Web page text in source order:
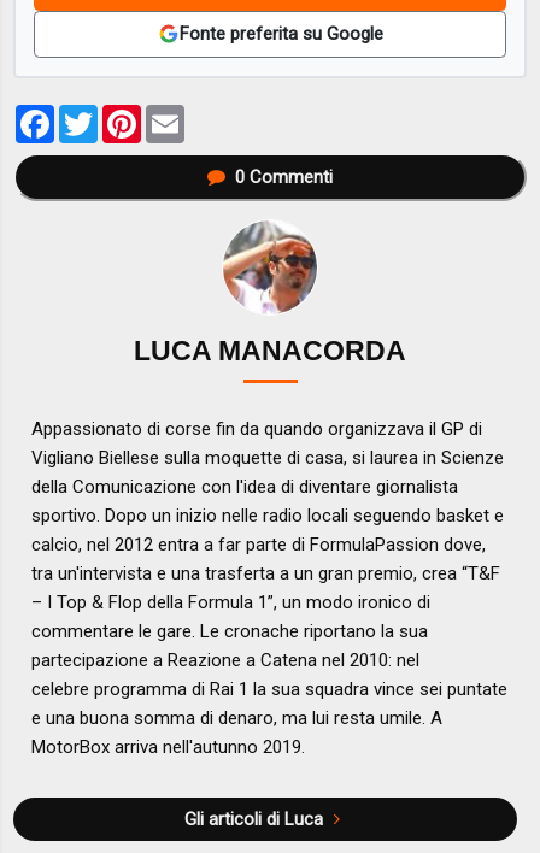
Fonte preferita su Google
Facebook
TwitterPinterest
0Commenti
LUCA MANACORDA
Appassionato di corse fin da quando organizzava il GP di
Vigliano Biellese sulla moquette di casa, si laurea in Scienze
della Comunicazione con l'idea di diventare giornalista
sportivo. Dopo un inizio nelle radio locali seguendo basket e
calcio, nel 2012 entra a far parte di FormulaPassion dove,
tra un'intervista e una trasferta a un gran premio, crea “T&F
– I Top & Flop della Formula 1”, un modo ironico di
commentare le gare. Le cronache riportano la sua
partecipazione a Reazione a Catena nel 2010: nel
celebre programma di Rai 1 la sua squadra vince sei puntate
e una buona somma di denaro, ma lui resta umile. A
MotorBox arriva nell'autunno 2019.
Gli articoli di Luca